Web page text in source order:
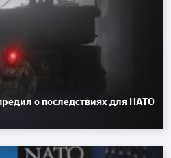
о последствиях для НАТО